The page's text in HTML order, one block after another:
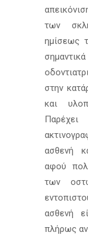
των
ημίσεως
στην
και
ασθενή
αφού
των
ασθενή
πλήρως